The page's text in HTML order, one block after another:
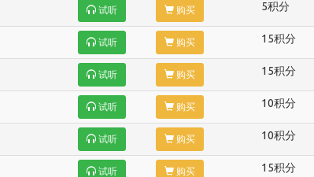
试听 购买 5积分
试听 购买 15积分
试听 购买 15积分
试听 购买 10积分
试听 购买 10积分
试听 购买 15积分